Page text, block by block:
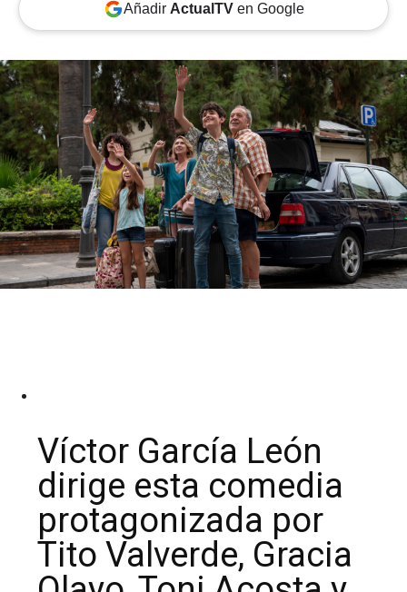
Añadir ActualTVen Google
Víctor García León
dirige esta comedia
protagonizada por
Tito Valverde, Gracia